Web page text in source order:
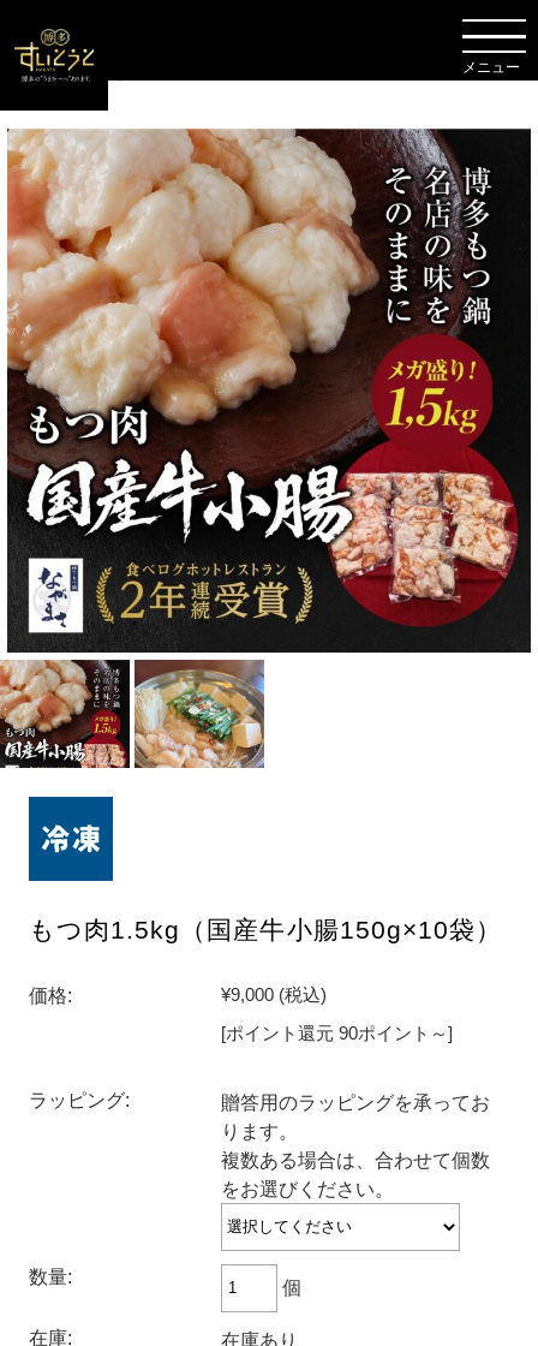
TOP 博多もつ鍋
もつ肉1.5kg（国産牛小腸150g×10袋）
価格: ¥9,000 (税込)
[ポイント還元 90ポイント～]
ラッピング:
贈答用のラッピングを承ってお
ります。
複数ある場合は、合わせて個数
をお選びください。
数量: 個
在庫: 在庫あり